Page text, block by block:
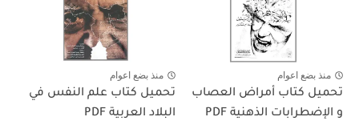
منذ بضع اعوام
تحميل كتاب أمراض العصاب
و الإضطرابات الذهنية PDF
منذ بضع اعوام
تحميل كتاب علم النفس في
البلاد العربية PDF